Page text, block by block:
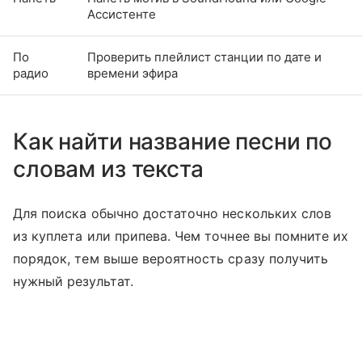
Ассистенте
По
радио
Проверить плейлист станции по дате и
времени эфира
Как найти название песни по
словам из текста
Для поиска обычно достаточно нескольких слов
из куплета или припева. Чем точнее вы помните их
порядок, тем выше вероятность сразу получить
нужный результат.